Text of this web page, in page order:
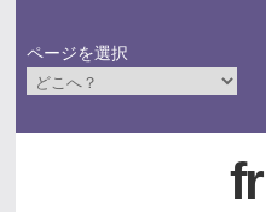
ページを選択